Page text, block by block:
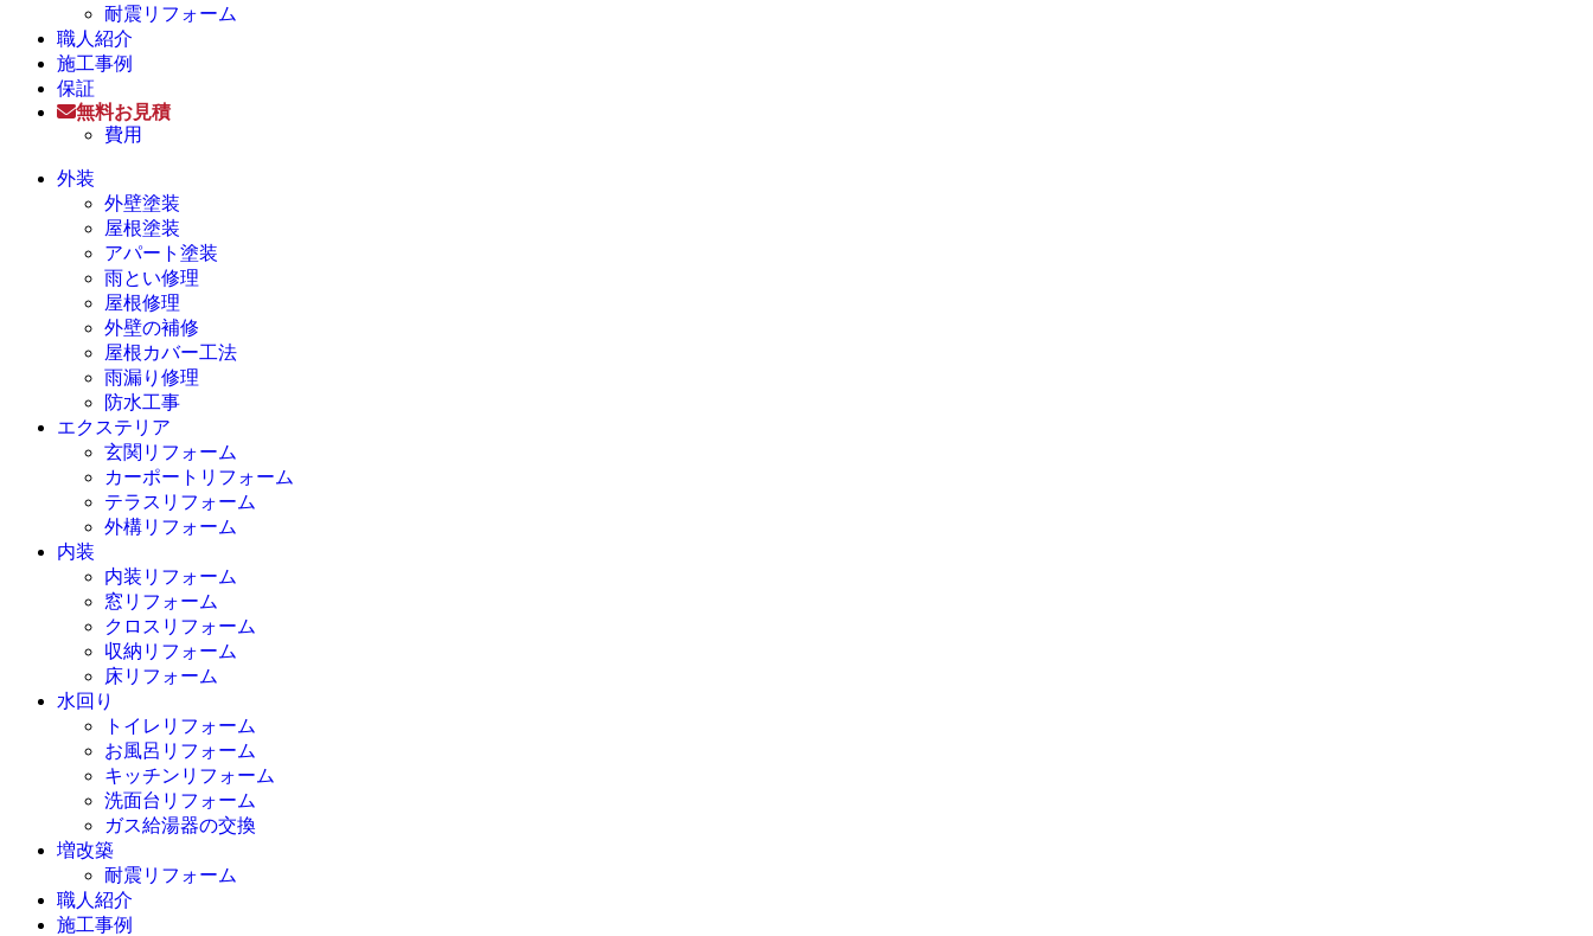
耐震リフォーム
職人紹介
施工事例
保証
無料お見積
費用
外装
外壁塗装
屋根塗装
アパート塗装
雨とい修理
屋根修理
外壁の補修
屋根カバー工法
雨漏り修理
防水工事
エクステリア
玄関リフォーム
カーポートリフォーム
テラスリフォーム
外構リフォーム
内装
内装リフォーム
窓リフォーム
クロスリフォーム
収納リフォーム
床リフォーム
水回り
トイレリフォーム
お風呂リフォーム
キッチンリフォーム
洗面台リフォーム
ガス給湯器の交換
増改築
耐震リフォーム
職人紹介
施工事例